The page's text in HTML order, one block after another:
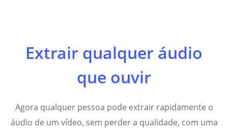
Extrair qualquer áudio
que ouvir
Agora qualquer pessoa pode extrair rapidamente o
áudio de um vídeo, sem perder a qualidade, com uma